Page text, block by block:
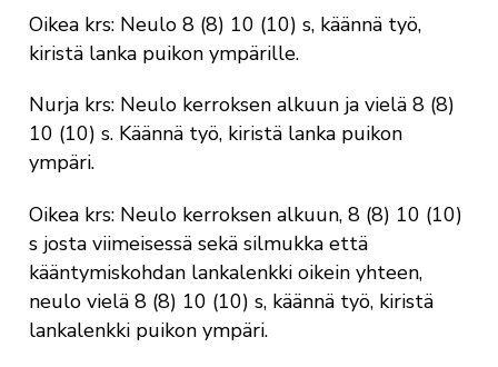
Oikea krs: Neulo 8 (8) 10 (10) s, käännä työ,
kiristä lanka puikon ympärille.
Nurja krs: Neulo kerroksen alkuun ja vielä 8 (8)
10 (10) s. Käännä työ, kiristä lanka puikon
ympäri.
Oikea krs: Neulo kerroksen alkuun, 8 (8) 10 (10)
s josta viimeisessä sekä silmukka että
kääntymiskohdan lankalenkki oikein yhteen,
neulo vielä 8 (8) 10 (10) s, käännä työ, kiristä
lankalenkki puikon ympäri.